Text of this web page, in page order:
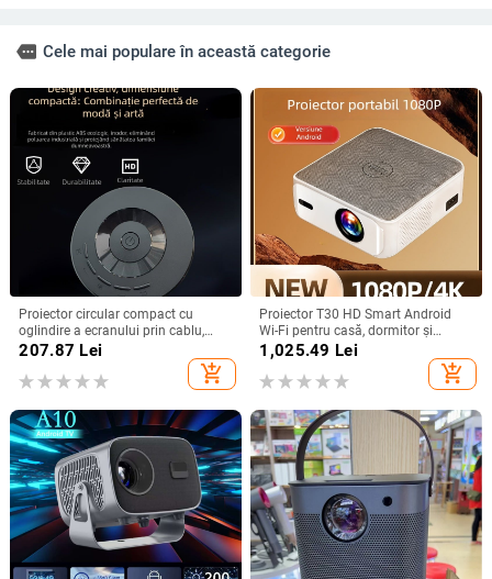
more Cele mai populare în această categorie
Proiector circular compact cu
oglindire a ecranului prin cablu,
compatibil Android și iPhone,
207.87 Lei
add_shopping_cart
Proiector T30 HD Smart Android
Wi-Fi pentru casă, dormitor și
cinema de familie
1,025.49 Lei
add_shopping_cart